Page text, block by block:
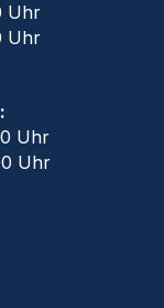
Uhr
Uhr
Uhr
Uhr